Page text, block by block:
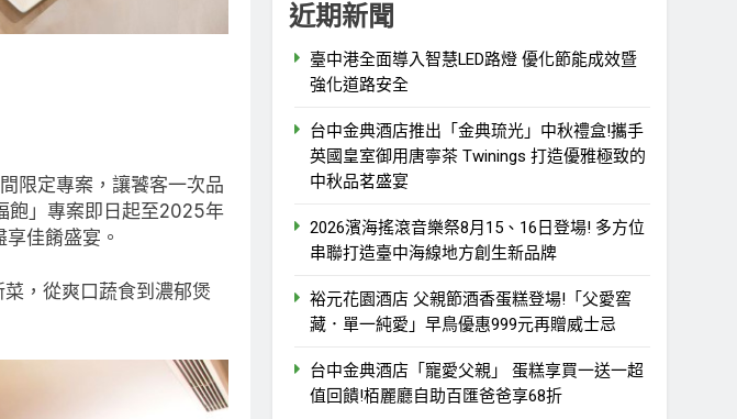
限定專案，讓饕客一次品
飽」專案即日起至2025年
佳餚盛宴。
，從爽口蔬食到濃郁煲
近期新聞
臺中港全面導入智慧LED路燈 優化節能成效暨
強化道路安全
台中金典酒店推出「金典琉光」中秋禮盒!攜手
英國皇室御用唐寧茶 Twinings 打造優雅極致的
中秋品茗盛宴
2026濱海搖滾音樂祭8月15、16日登場! 多方位
串聯打造臺中海線地方創生新品牌
裕元花園酒店 父親節酒香蛋糕登場!「父愛窖
藏．單一純愛」早鳥優惠999元再贈威士忌
台中金典酒店「寵愛父親」 蛋糕享買一送一超
值回饋!栢麗廳自助百匯爸爸享68折